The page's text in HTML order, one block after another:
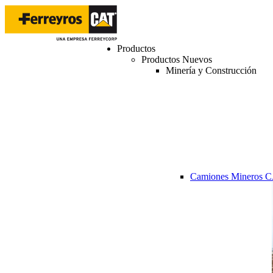
Productos
Productos Nuevos
Minería y Construcción
Camiones Mineros